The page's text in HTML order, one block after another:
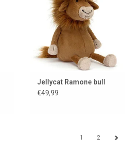
Jellycat Ramone bull
€49,99
1 2